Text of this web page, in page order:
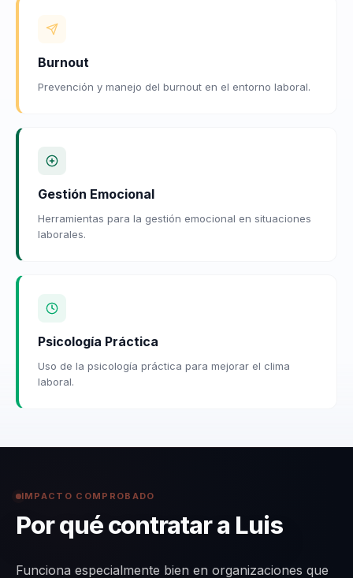
Burnout
Prevención y manejo del burnout en el entorno laboral.
Gestión Emocional
Herramientas para la gestión emocional en situaciones
laborales.
Psicología Práctica
Uso de la psicología práctica para mejorar el clima
laboral.
IMPACTO COMPROBADO
Por qué contratar a Luis
Funciona especialmente bien en organizaciones que